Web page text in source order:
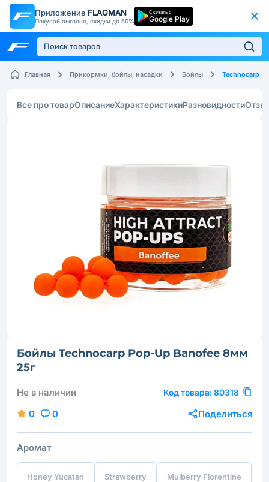
Приложение FLAGMAN
Покупай выгодно, скидки до 50%
Скачать с
Google Play
Главная Прикормки, бойлы, насадки Бойлы Technocarp
Все про товарОписаниеХарактеристикиРазновидности
Бойлы Technocarp Pop-Up Banofee 8мм
25г
Не в наличии Код товара: 80318
0 0 Поделиться
Аромат
Honey Yucatan Strawberry Mulberry Florentine